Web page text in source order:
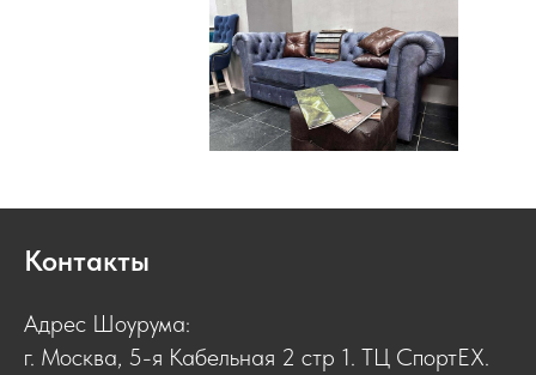
Контакты
Адрес Шоурума:
г. Москва, 5-я Кабельная 2 стр 1. ТЦ СпортЕХ.